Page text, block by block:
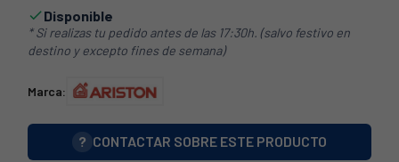
Disponible
* Si realizas tu pedido antes de las 17:30h. (salvo festivo en
destino y excepto fines de semana)
Marca:
? CONTACTAR SOBRE ESTE PRODUCTO